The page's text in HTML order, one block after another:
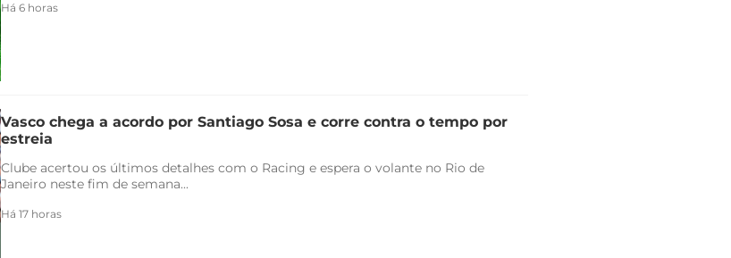
Há 6 horas
Vasco chega a acordo por Santiago Sosa e corre contra o tempo por
estreia
Clube acertou os últimos detalhes com o Racing e espera o volante no Rio de
Janeiro neste fim de semana...
Há 17 horas